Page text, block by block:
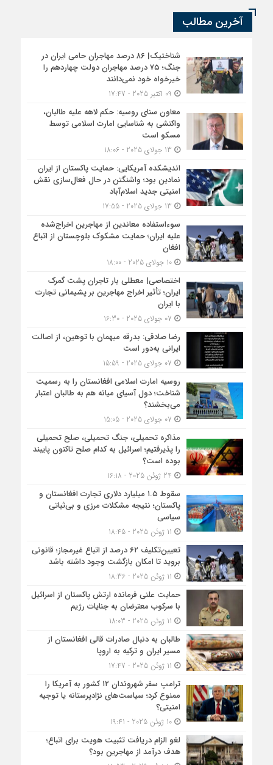
آخرین مطالب
شناختیک| ۸۶ درصد مهاجران حامی ایران در
جنگ؛ ۷۵ درصد مهاجران دولت چهاردهم را
خیرخواه خود نمی‌دانند
معاون سنای روسیه: حکم لاهه علیه طالبان،
واکنشی به شناسایی امارت اسلامی توسط
مسکو است
اندیشکده آمریکایی: حمایت پاکستان از ایران
نمادین بود؛ واشنگتن در حال فعال‌سازی نقش
امنیتی جدید اسلام‌آباد
سوءاستفاده معاندین از مهاجرین اخراج‌شده
علیه ایران؛ حمایت مشکوک بلوچستان از اتباع
افغان
10 جولای 2025 - 18:00
اختصاصی| معطلی بار تاجران پشت گمرک
ایران؛ تأثیر اخراج مهاجرین بر پشیمانی تجارت
با ایران
رضا صادقی: بدرقه میهمان با توهین، از اصالت
ایرانی به‌دور است
روسیه امارت اسلامی افغانستان را به رسمیت
شناخت؛ دول آسیای میانه هم به طالبان اعتبار
می‎‌بخشند؟
مذاکره تحمیلی، جنگ تحمیلی، صلح تحمیلی
را پذیرفتیم؛ اسرائیل به کدام صلح تاکنون پایبند
بوده است؟
سقوط ۱.۵ میلیارد دلاری تجارت افغانستان و
پاکستان؛ نتیجه مشکلات مرزی و بی‌ثباتی
سیاسی
تعیین‌تکلیف ۶۲ درصد از اتباع غیرمجاز؛ قانونی
بروید تا امکان بازگشت وجود داشته باشد
حمایت علنی فرمانده ارتش پاکستان از اسرائیل
با سرکوب معترضان به جنایات رژیم
طالبان به دنبال صادرات قالی افغانستان از
مسیر ایران و ترکیه به اروپا
ترامپ سفر شهروندان ۱۲ کشور به آمریکا را
ممنوع کرد؛ سیاست‌های نژادپرستانه یا توجیه
امنیتی؟
10 ژوئن 2025 - 19:41
لغو الزام دریافت تثبیت هویت برای اتباع؛
هدف درآمد از مهاجرین بود؟